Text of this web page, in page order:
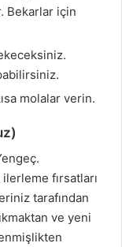
Bekarlar için
molalar verin.
fırsatları
tarafından
ve yeni